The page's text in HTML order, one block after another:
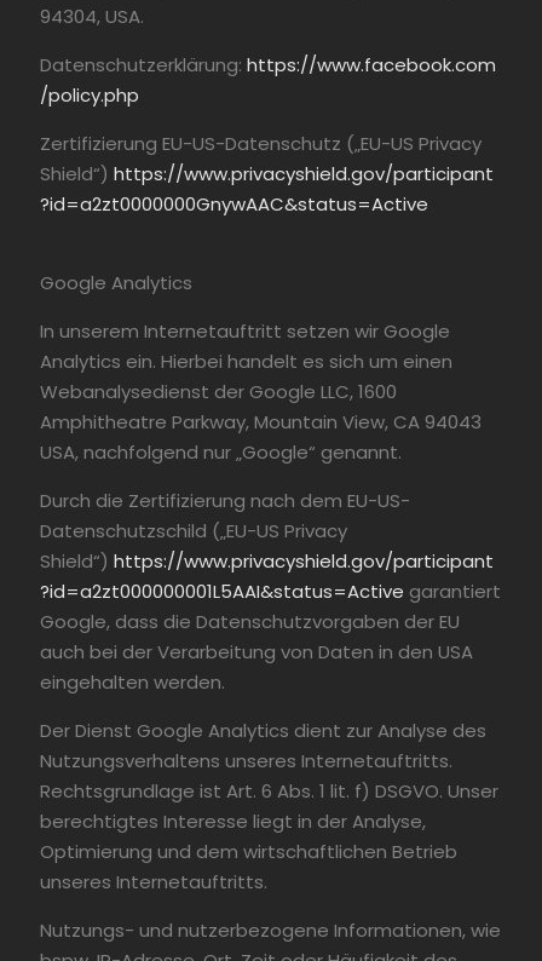
94304, USA.
Datenschutzerklärung: https://www.facebook.com
/policy.php
Zertifizierung EU-US-Datenschutz („EU-US Privacy
Shield“) https://www.privacyshield.gov/participant
?id=a2zt0000000GnywAAC&status=Active
Google Analytics
In unserem Internetauftritt setzen wir Google
Analytics ein. Hierbei handelt es sich um einen
Webanalysedienst der Google LLC, 1600
Amphitheatre Parkway, Mountain View, CA 94043
USA, nachfolgend nur „Google“ genannt.
Durch die Zertifizierung nach dem EU-US-
Datenschutzschild („EU-US Privacy
Shield“) https://www.privacyshield.gov/participant
?id=a2zt000000001L5AAI&status=Active garantiert
Google, dass die Datenschutzvorgaben der EU
auch bei der Verarbeitung von Daten in den USA
eingehalten werden.
Der Dienst Google Analytics dient zur Analyse des
Nutzungsverhaltens unseres Internetauftritts.
Rechtsgrundlage ist Art. 6 Abs. 1 lit. f) DSGVO. Unser
berechtigtes Interesse liegt in der Analyse,
Optimierung und dem wirtschaftlichen Betrieb
unseres Internetauftritts.
Nutzungs- und nutzerbezogene Informationen, wie